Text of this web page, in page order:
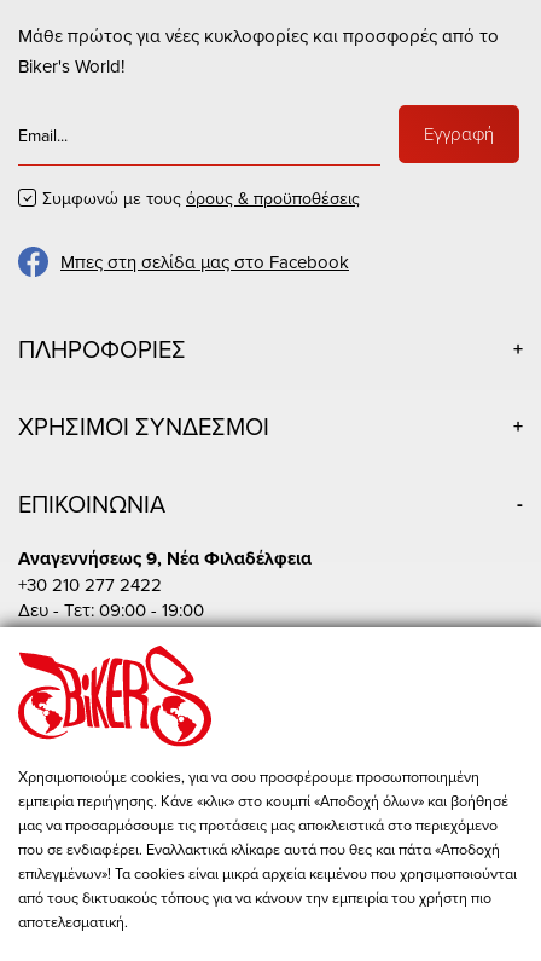
Μάθε πρώτος για νέες κυκλοφορίες και προσφορές από το
Biker's World!
Εγγραφή
Συμφωνώ με τους όρους & προϋποθέσεις
Μπες στη σελίδα μας στο Facebook
ΠΛΗΡΟΦΟΡΙΕΣ
ΧΡΗΣΙΜΟΙ ΣΥΝΔΕΣΜΟΙ
ΕΠΙΚΟΙΝΩΝΙΑ
Αναγεννήσεως 9, Νέα Φιλαδέλφεια
+30 210 277 2422
Δευ - Τετ: 09:00 - 19:00
Τρι - Πεμ - Παρ: 09:00 - 20:00
Σαβ: 10:00 - 15:00
Πειραιώς 86, Αθήνα
+30 210 342 4454
Δευ - Παρ: 09:00 - 19:00
Σαβ: 10:00 - 15:00
store@bikers-world.gr
ΑΦΜ: 802835511
Αριθμός Γ.Ε.ΜΗ. 183646801000
Χρησιμοποιούμε cookies, για να σου προσφέρουμε προσωποποιημένη
εμπειρία περιήγησης. Κάνε «κλικ» στο κουμπί «Αποδοχή όλων» και βοήθησέ
μας να προσαρμόσουμε τις προτάσεις μας αποκλειστικά στο περιεχόμενο
που σε ενδιαφέρει. Εναλλακτικά κλίκαρε αυτά που θες και πάτα «Αποδοχή
επιλεγμένων»! Τα cookies είναι μικρά αρχεία κειμένου που χρησιμοποιούνται
από τους δικτυακούς τόπους για να κάνουν την εμπειρία του χρήστη πιο
αποτελεσματική.